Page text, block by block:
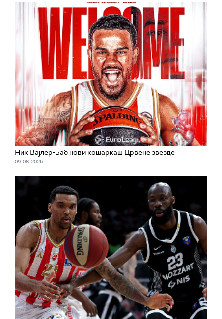
Ник Вајлер-Баб нови кошаркаш Црвене звезде
09. 08. 2026.